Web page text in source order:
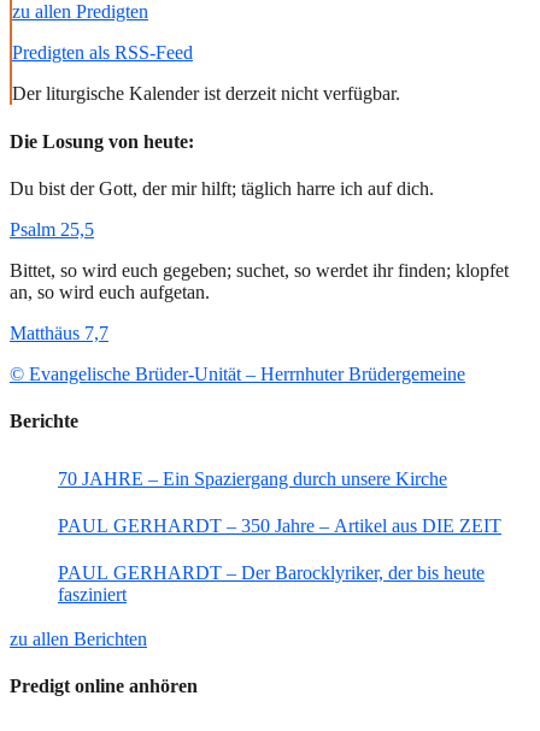
zu allen Predigten
Predigten als RSS-Feed
Der liturgische Kalender ist derzeit nicht verfügbar.
Die Losung von heute:
Du bist der Gott, der mir hilft; täglich harre ich auf dich.
Psalm 25,5
Bittet, so wird euch gegeben; suchet, so werdet ihr finden; klopfet
an, so wird euch aufgetan.
Matthäus 7,7
© Evangelische Brüder-Unität – Herrnhuter Brüdergemeine
Berichte
70 JAHRE – Ein Spaziergang durch unsere Kirche
PAUL GERHARDT – 350 Jahre – Artikel aus DIE ZEIT
PAUL GERHARDT – Der Barocklyriker, der bis heute
fasziniert
zu allen Berichten
Predigt online anhören